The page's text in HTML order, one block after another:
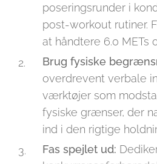
poseringsrunder i
post-workout rutiner.
at håndtere 6.0 METs
Brug fysiske
overdrevent verbale
værktøjer som
fysiske grænser, der
ind i den rigtige
Fas spejlet ud: